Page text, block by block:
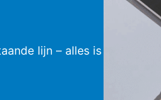
lijn – alles is